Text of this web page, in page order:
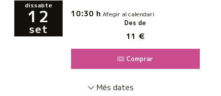
dissabte
12
set
10:30 h Afegir al calendari
Des de
11 €
Comprar
Més dates